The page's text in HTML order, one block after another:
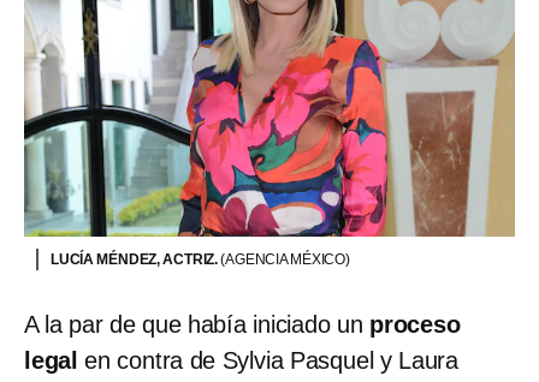
LUCÍA MÉNDEZ, ACTRIZ.(AGENCIA MÉXICO)
A la par de que había iniciado un proceso
legal en contra de Sylvia Pasquel y Laura